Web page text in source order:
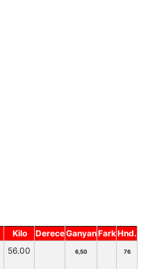
Kilo DereceGanyanFarkHnd.
56.00 6,50 76